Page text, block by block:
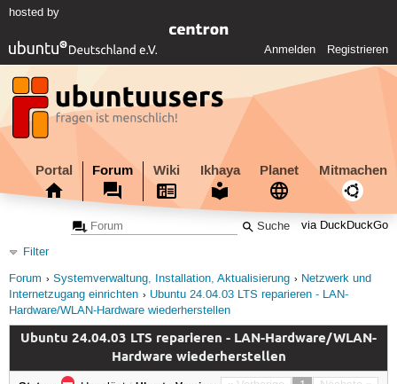
hosted by
Anmelden Registrieren
Portal Forum Wiki Ikhaya Planet Mitmachen
via DuckDuckGo
Filter
Forum
Systemverwaltung, Installation, Aktualisierung
Netzwerk und
Internetzugang einrichten
Ubuntu 24.04.03 LTS reparieren - LAN-
Hardware/WLAN-Hardware wiederherstellen
Ubuntu 24.04.03 LTS reparieren - LAN-Hardware/WLAN-
Hardware wiederherstellen